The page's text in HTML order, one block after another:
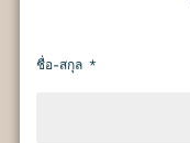
ชื่อ-สกุล